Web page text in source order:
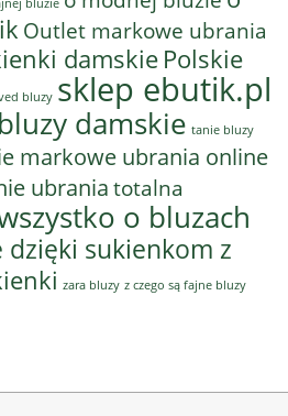
Outlet markowe ubrania
damskie Polskie
bluzy sklep ebutik.pl
damskie tanie bluzy
markowe ubrania online
ubrania totalna
o bluzach
sukienkom z
zara bluzy z czego są fajne bluzy